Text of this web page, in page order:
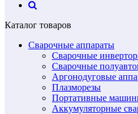
Каталог товаров
Сварочные аппараты
Сварочные
Сварочные
Аргонодуговые
Плазморезы
Портативные
Аккумуляторные